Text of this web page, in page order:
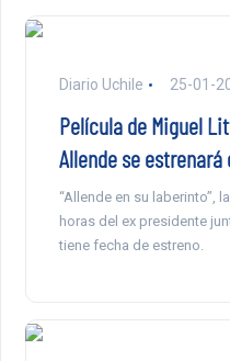
Diario Uchile 25-01-
Película de Miguel
Allende se estrenará
“Allende en su laberinto”,
horas del ex presidente
tiene fecha de estreno.